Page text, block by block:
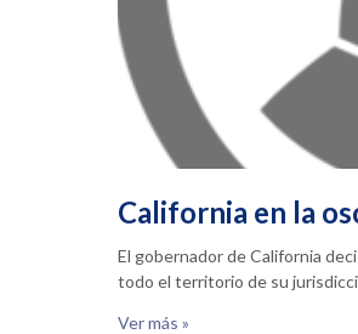
California en la
El gobernador de California
todo el territorio de su
Ver más »